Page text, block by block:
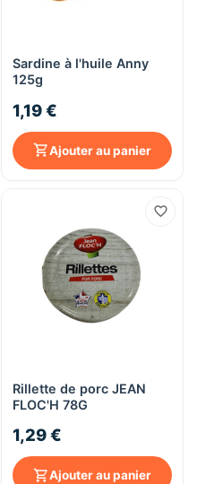
Sardine à l'huile Anny
125g
1,19 €
Ajouter au panier
Rillette de porc JEAN
FLOC'H 78G
1,29 €
Ajouter au panier